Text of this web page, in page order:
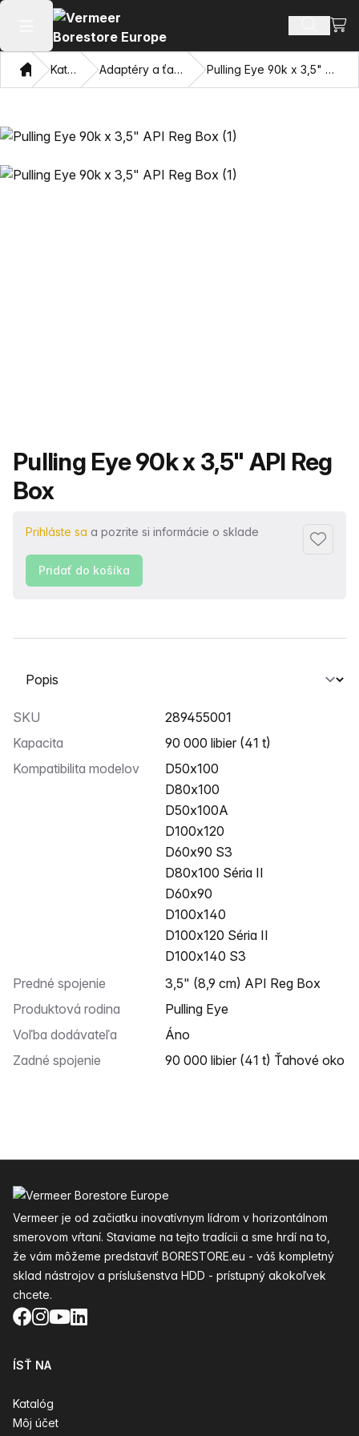
Otvoriť hlavné menu Hľadať
DomovKatalóg Adaptéry a ťahacie oči Pulling Eye 90k x 3,5" API Reg Box
Názov produktu
Pulling Eye 90k x 3,5" API Reg
Box
Prihláste sa a pozrite si informácie o sklade
Pridať
Pridať do košíka
Vyberte kartu
SKU
289455001
Kapacita
90 000 libier (41 t)
Kompatibilita modelov
D50x100
D80x100
D50x100A
D100x120
D60x90 S3
D80x100 Séria II
D60x90
D100x140
D100x120 Séria II
D100x140 S3
Predné spojenie
3,5" (8,9 cm) API Reg Box
Produktová rodina
Pulling Eye
Voľba dodávateľa
Áno
Zadné spojenie
90 000 libier (41 t) Ťahové oko
Vermeer je od začiatku inovatívnym lídrom v horizontálnom
smerovom vŕtaní. Staviame na tejto tradícii a sme hrdí na to,
že vám môžeme predstaviť BORESTORE.eu - váš kompletný
sklad nástrojov a príslušenstva HDD - prístupný akokoľvek
chcete.
Facebook
Instagram
YouTube
LinkedIn
ÍSŤ NA
Katalóg
Môj účet